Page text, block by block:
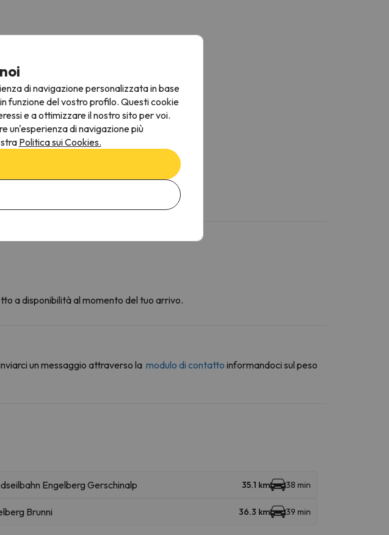
a disponibilità al momento del tuo arrivo.
un messaggio attraverso la modulo di contatto informandoci sul peso
Engelberg Gerschinalp 35.1 km 38 min
Brunni 36.3 km 39 min
di navigazione personalizzata in base
funzione del vostro profilo. Questi cookie
e a ottimizzare il nostro sito per voi.
un'esperienza di navigazione più
Politica sui Cookies.